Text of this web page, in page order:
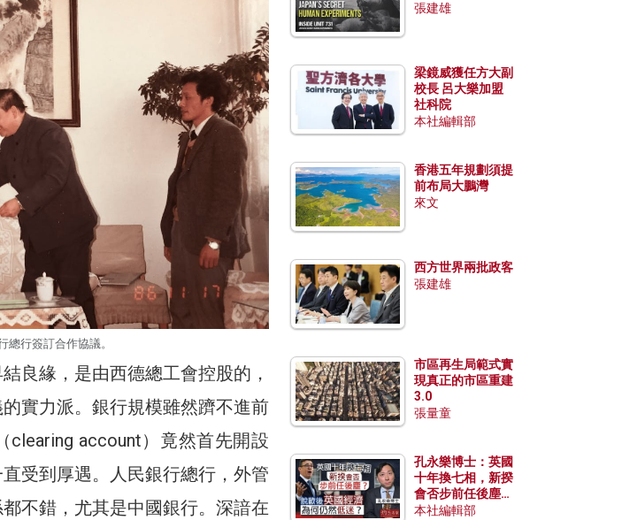
總行簽訂合作協議。
良緣，是由西德總工會控股的，
實力派。銀行規模雖然躋不進前
clearing account）竟然首先開設
受到厚遇。人民銀行總行，外管
不錯，尤其是中國銀行。深諳在
張建雄
梁鏡威獲任方大副
校長 呂大樂加盟
社科院
本社編輯部
香港五年規劃須提
前布局大鵬灣
來文
西方世界兩批政客
張建雄
市區再生局範式實
現真正的市區重建
3.0
張量童
孔永樂博士：英國
十年換七相，新揆
會否步前任後塵？
脫歐後英國經濟為
本社編輯部